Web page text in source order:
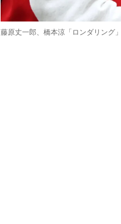
藤原丈一郎、橋本涼「ロンダリング